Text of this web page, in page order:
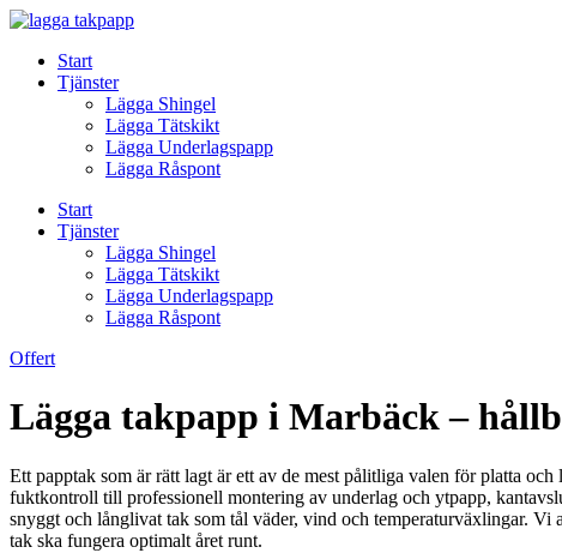
Skip
contentStart
Tjänster
Lägga Shingel
Lägga Tätskikt
Lägga Underlagspapp
Lägga Råspont
Start
Tjänster
Lägga Shingel
Lägga Tätskikt
Lägga Underlagspapp
Lägga Råspont
Offert
Lägga takpapp i Marbäck –
Ett papptak som är rätt lagt är ett av de mest pålitliga valen för platta
fuktkontroll till professionell montering av underlag och ytpapp,
snyggt och långlivat tak som tål väder, vind och temperaturväxlingar.
tak ska fungera optimalt året runt.